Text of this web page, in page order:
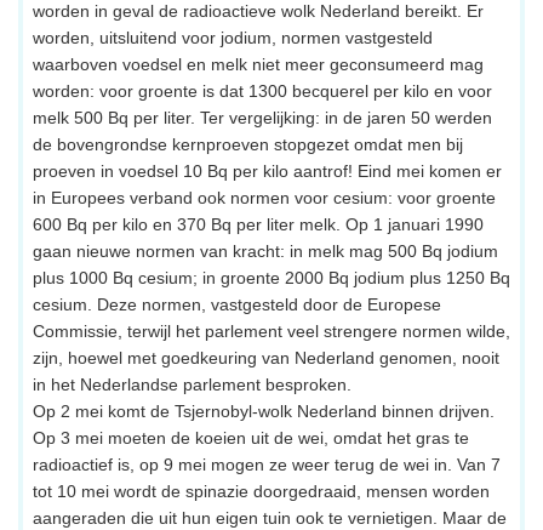
worden in geval de radioactieve wolk Nederland bereikt. Er
worden, uitsluitend voor jodium, normen vastgesteld
waarboven voedsel en melk niet meer geconsumeerd mag
worden: voor groente is dat 1300 becquerel per kilo en voor
melk 500 Bq per liter. Ter vergelijking: in de jaren 50 werden
de bovengrondse kernproeven stopgezet omdat men bij
proeven in voedsel 10 Bq per kilo aantrof! Eind mei komen er
in Europees verband ook normen voor cesium: voor groente
600 Bq per kilo en 370 Bq per liter melk. Op 1 januari 1990
gaan nieuwe normen van kracht: in melk mag 500 Bq jodium
plus 1000 Bq cesium; in groente 2000 Bq jodium plus 1250 Bq
cesium. Deze normen, vastgesteld door de Europese
Commissie, terwijl het parlement veel strengere normen wilde,
zijn, hoewel met goedkeuring van Nederland genomen, nooit
in het Nederlandse parlement besproken.
Op 2 mei komt de Tsjernobyl-wolk Nederland binnen drijven.
Op 3 mei moeten de koeien uit de wei, omdat het gras te
radioactief is, op 9 mei mogen ze weer terug de wei in. Van 7
tot 10 mei wordt de spinazie doorgedraaid, mensen worden
aangeraden die uit hun eigen tuin ook te vernietigen. Maar de